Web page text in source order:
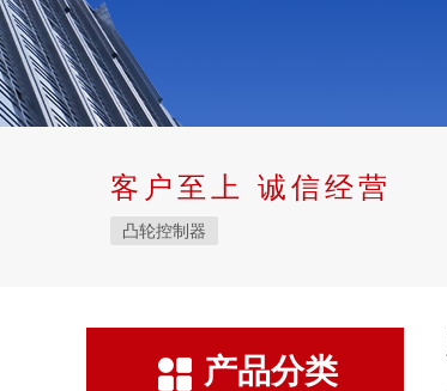
客户至上 诚信经营
凸轮控制器
产品分类